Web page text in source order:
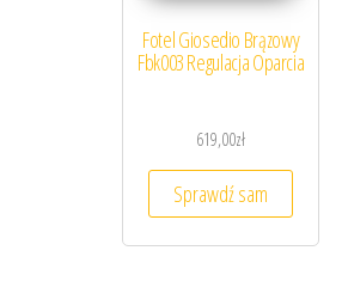
Fotel Giosedio Brązowy
Fbk003 Regulacja Oparcia
619,00zł
Sprawdź sam